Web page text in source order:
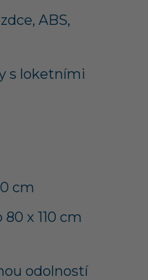
ABS,
s loketními
cm
x 110 cm
odolností